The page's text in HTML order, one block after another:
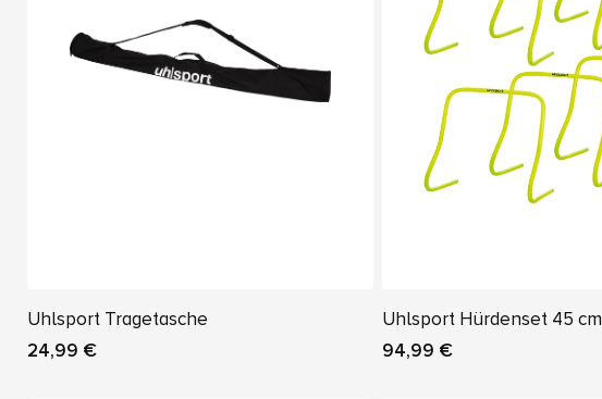
Uhlsport Tragetasche
24,99 €
Uhlsport Hürdenset 45 cm
94,99 €